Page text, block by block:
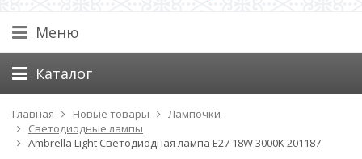
Меню
Каталог
Главная Новые товары
Лампочки
Светодиодные лампы
Ambrella Light Светодиодная лампа E27 18W 3000K 201187